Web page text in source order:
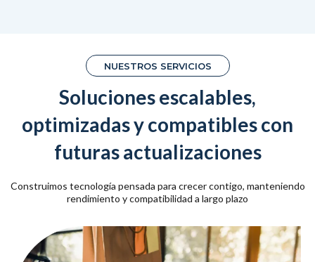
NUESTROS SERVICIOS
Soluciones escalables,
optimizadas y compatibles con
futuras actualizaciones
Construimos tecnología pensada para crecer contigo, manteniendo
rendimiento y compatibilidad a largo plazo